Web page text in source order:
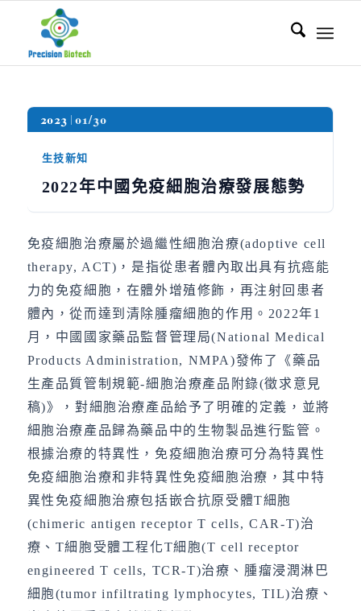
2023 01/30
生技新知
2022年中國免疫細胞治療發展態勢
免疫細胞治療屬於過繼性細胞治療(adoptive cell
therapy, ACT)，是指從患者體內取出具有抗癌能
力的免疫細胞，在體外增殖修飾，再注射回患者
體內，從而達到清除腫瘤細胞的作用。2022年1
月，中國國家藥品監督管理局(National Medical
Products Administration, NMPA)發佈了《藥品
生產品質管制規範-細胞治療產品附錄(徵求意見
稿)》，對細胞治療產品給予了明確的定義，並將
細胞治療產品歸為藥品中的生物製品進行監管。
根據治療的特異性，免疫細胞治療可分為特異性
免疫細胞治療和非特異性免疫細胞治療，其中特
異性免疫細胞治療包括嵌合抗原受體T細胞
(chimeric antigen receptor T cells, CAR-T)治
療、T細胞受體工程化T細胞(T cell receptor
engineered T cells, TCR-T)治療、腫瘤浸潤淋巴
細胞(tumor infiltrating lymphocytes, TIL)治療、